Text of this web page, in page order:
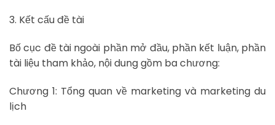
3. Kết cấu đề tài
Bố cục đề tài ngoài phần mở đầu, phần kết luận, phần
tài liệu tham khảo, nội dung gồm ba chương:
Chương 1: Tổng quan về marketing và marketing du
lịch